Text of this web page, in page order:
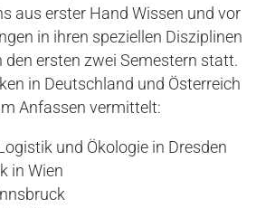
aus erster Hand Wissen und vor
in ihren speziellen Disziplinen
ersten zwei Semestern statt.
in Deutschland und Österreich
Anfassen vermittelt:
und Ökologie in Dresden
in Wien